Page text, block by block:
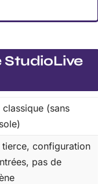
(sans
configuration
pas de